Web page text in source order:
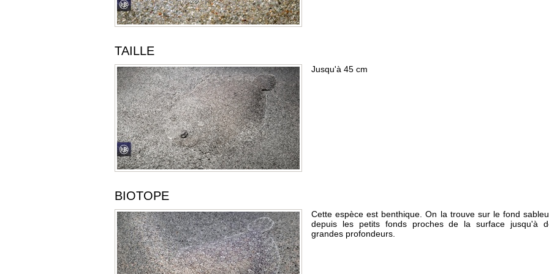
TAILLE
Jusqu'à 45 cm
BIOTOPE
Cette espèce est benthique. On la trouve sur le fond
depuis les petits fonds proches de la surface jusqu'à
grandes profondeurs.